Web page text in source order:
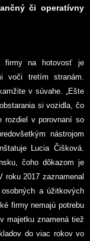
či operatívny
firmy na hotovosť je
voči tretím stranám.
v súvahe. „Ešte
si vozidla, čo
rozdiel v porovnaní so
nástrojom
Lucia Čišková.
čoho dôkazom je
roku 2017 zaznamenal
a úžitkových
firmy nemajú potrebu
majetku znamená tiež
do viac rokov vo